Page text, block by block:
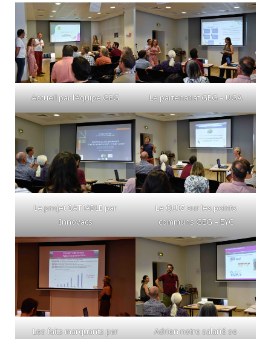
Accueil par l’équipe GEG Le partenariat GEG – UGA
Le projet SATIABLE par
Innovacs
Le QUIZ sur les points
communs GEG – EYC
Les faits marquants par
Adrien notre salarié se